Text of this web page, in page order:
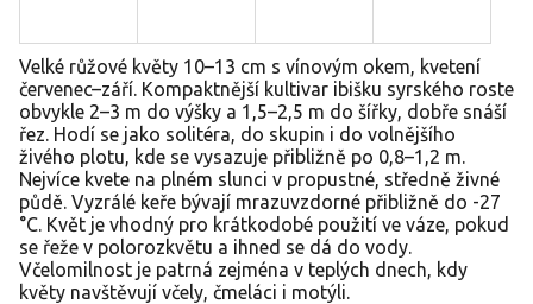
Velké růžové květy 10–13 cm s vínovým okem, kvetení
červenec–září. Kompaktnější kultivar ibišku syrského roste
obvykle 2–3 m do výšky a 1,5–2,5 m do šířky, dobře snáší
řez. Hodí se jako solitéra, do skupin i do volnějšího
živého plotu, kde se vysazuje přibližně po 0,8–1,2 m.
Nejvíce kvete na plném slunci v propustné, středně živné
půdě. Vyzrálé keře bývají mrazuvzdorné přibližně do -27
°C. Květ je vhodný pro krátkodobé použití ve váze, pokud
se řeže v polorozkvětu a ihned se dá do vody.
Včelomilnost je patrná zejména v teplých dnech, kdy
květy navštěvují včely, čmeláci i motýli.